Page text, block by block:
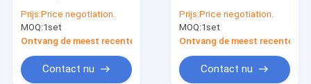
blaasgietmachine
voor de productie
van 4 holtes
Prijs:Price negotiation.
MOQ:1set
Ontvang de meest recente Prijs
Contact nu
voor melk fles
verpakkingsfles
Prijs:Price negotiation.
MOQ:1set
Ontvang de meest recente
Contact nu